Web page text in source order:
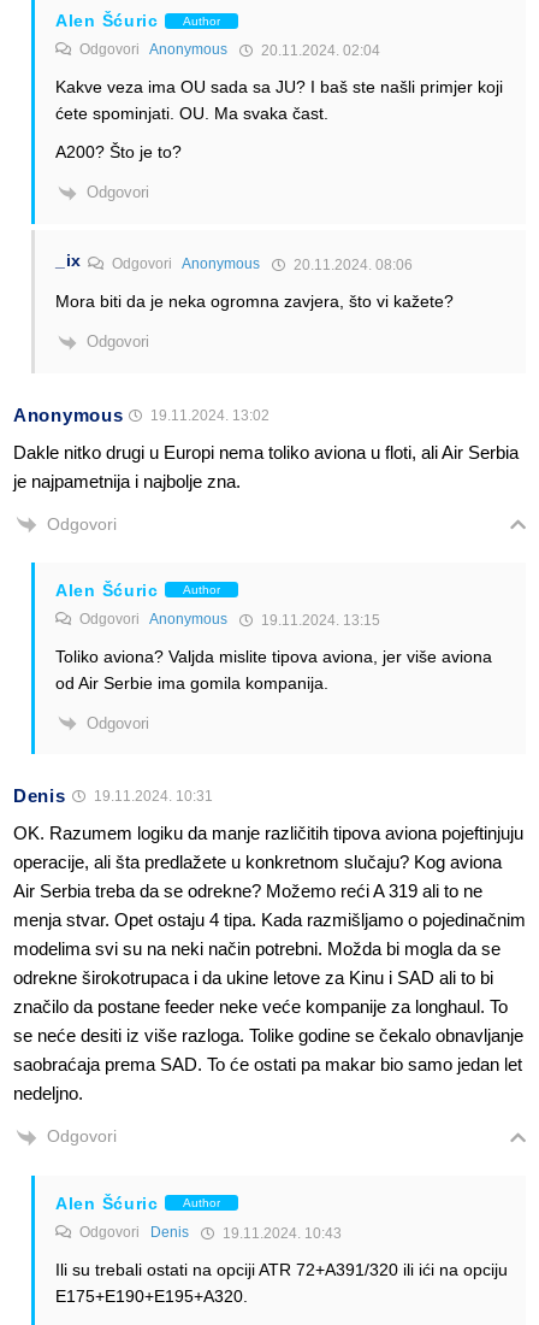
Alen Šćuric Author
Odgovori Anonymous 20.11.2024. 02:04
Kakve veza ima OU sada sa JU? I baš ste našli primjer koji
ćete spominjati. OU. Ma svaka čast.
A200? Što je to?
Odgovori
_ix OdgovoriAnonymous 20.11.2024. 08:06
Mora biti da je neka ogromna zavjera, što vi kažete?
Odgovori
Anonymous 19.11.2024. 13:02
Dakle nitko drugi u Europi nema toliko aviona u floti, ali Air Serbia
je najpametnija i najbolje zna.
Odgovori
Alen Šćuric Author
Odgovori Anonymous 19.11.2024. 13:15
Toliko aviona? Valjda mislite tipova aviona, jer više aviona
od Air Serbie ima gomila kompanija.
Odgovori
Denis 19.11.2024. 10:31
OK. Razumem logiku da manje različitih tipova aviona pojeftinjuju
operacije, ali šta predlažete u konkretnom slučaju? Kog aviona
Air Serbia treba da se odrekne? Možemo reći A 319 ali to ne
menja stvar. Opet ostaju 4 tipa. Kada razmišljamo o pojedinačnim
modelima svi su na neki način potrebni. Možda bi mogla da se
odrekne širokotrupaca i da ukine letove za Kinu i SAD ali to bi
značilo da postane feeder neke veće kompanije za longhaul. To
se neće desiti iz više razloga. Tolike godine se čekalo obnavljanje
saobraćaja prema SAD. To će ostati pa makar bio samo jedan let
nedeljno.
Odgovori
Alen Šćuric Author
Odgovori Denis 19.11.2024. 10:43
Ili su trebali ostati na opciji ATR 72+A391/320 ili ići na opciju
E175+E190+E195+A320.